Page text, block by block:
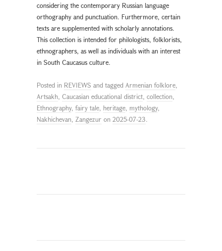
considering the contemporary Russian language
orthography and punctuation. Furthermore, certain
texts are supplemented with scholarly annotations.
This collection is intended for philologists, folklorists,
ethnographers, as well as individuals with an interest
in South Caucasus culture.
Posted in REVIEWS and tagged Armenian folklore,
Artsakh, Caucasian educational district, collection,
Ethnography, fairy tale, heritage, mythology,
Nakhichevan, Zangezur on 2025-07-23.